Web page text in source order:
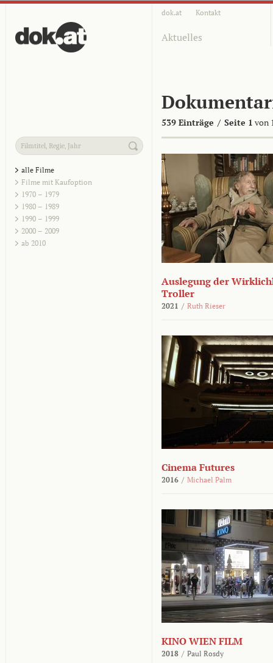
dok.at Kontakt
Aktuelles
539 Einträge / Seite 1 von
alle Filme
Filme mit Kaufoption
1970 – 1979
1980 – 1989
1990 – 1999
2000 – 2009
ab 2010
Auslegung der
Troller
2021 / Ruth Rieser
Cinema Futures
2016 / Michael Palm
KINO WIEN FILM
2018 / Paul Rosdy